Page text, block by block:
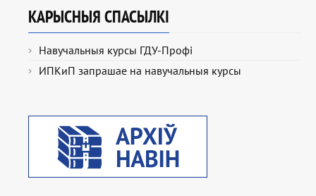
КАРЫСНЫЯ СПАСЫЛКІ
Навучальныя курсы ГДУ-Профі
ИПКиП запрашае на навучальныя курсы